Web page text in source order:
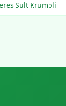
Sult Krumpli